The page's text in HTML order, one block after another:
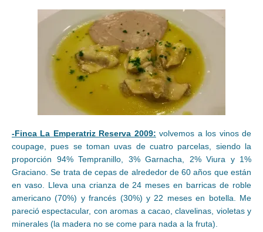
-Finca La Emperatriz Reserva 2009: volvemos a los vinos de
coupage, pues se toman uvas de cuatro parcelas, siendo la
proporción 94% Tempranillo, 3% Garnacha, 2% Viura y 1%
Graciano. Se trata de cepas de alrededor de 60 años que están
en vaso. Lleva una crianza de 24 meses en barricas de roble
americano (70%) y francés (30%) y 22 meses en botella. Me
pareció espectacular, con aromas a cacao, clavelinas, violetas y
minerales (la madera no se come para nada a la fruta).